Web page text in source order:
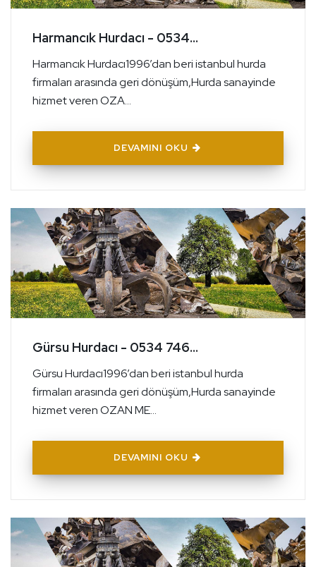
Harmancık Hurdacı - 0534...
Harmancık Hurdacı1996’dan beri istanbul hurda
firmaları arasında geri dönüşüm,Hurda sanayinde
hizmet veren OZA...
DEVAMINI OKU
Gürsu Hurdacı - 0534 746...
Gürsu Hurdacı1996’dan beri istanbul hurda
firmaları arasında geri dönüşüm,Hurda sanayinde
hizmet veren OZAN ME...
DEVAMINI OKU